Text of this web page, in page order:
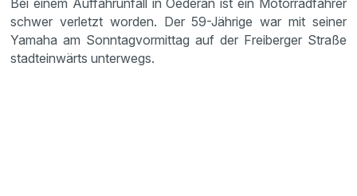
schwer verletzt worden. Der 59-Jährige war mit seiner
Yamaha am Sonntagvormittag auf der Freiberger Straße
stadteinwärts unterwegs.